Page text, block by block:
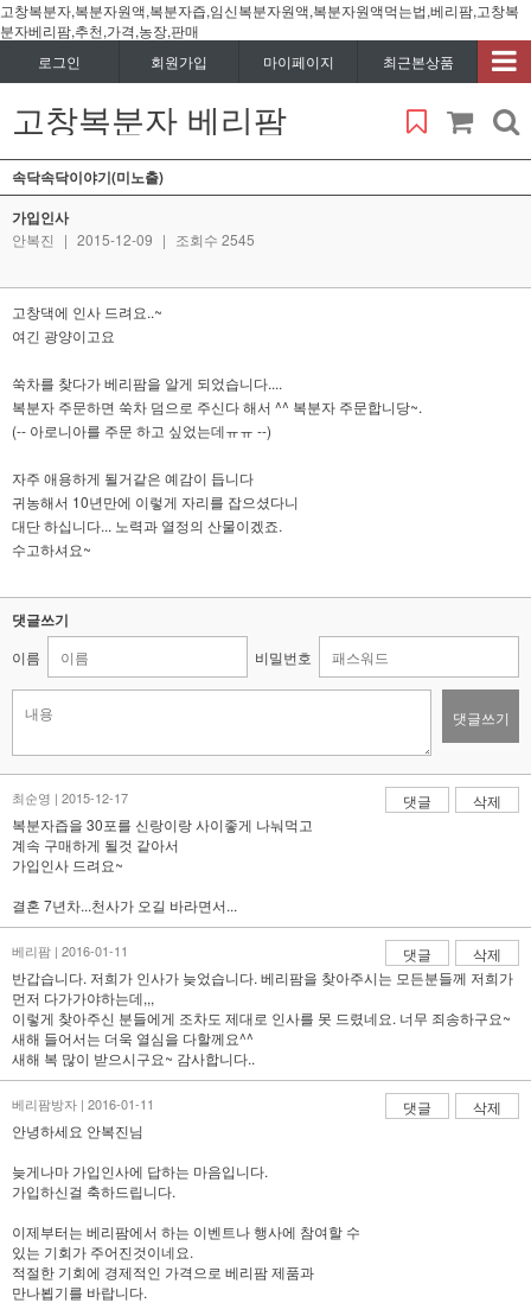
고창복분자,복분자원액,복분자즙,임신복분자원액,복분자원액먹는법,베리팜,고창복
분자베리팜,추천,가격,농장,판매
로그인
회원가입 마이페이지 최근본상품
고창복분자 베리팜
속닥속닥이야기(미노출)
가입인사
안복진 | 2015-12-09 | 조회수 2545
고창댁에 인사 드려요..~
여긴 광양이고요
쑥차를 찾다가 베리팜을 알게 되었습니다....
복분자 주문하면 쑥차 덤으로 주신다 해서 ^^ 복분자 주문합니당~.
(-- 아로니아를 주문 하고 싶었는데ㅠㅠ --)
자주 애용하게 될거같은 예감이 듭니다
귀농해서 10년만에 이렇게 자리를 잡으셨다니
대단 하십니다... 노력과 열정의 산물이겠죠.
수고하셔요~
댓글쓰기
이름 비밀번호
댓글쓰기
최순영 | 2015-12-17 삭제
댓글
복분자즙을 30포를 신랑이랑 사이좋게 나눠먹고
계속 구매하게 될것 같아서
가입인사 드려요~
결혼 7년차...천사가 오길 바라면서...
베리팜 | 2016-01-11 삭제
댓글
반갑습니다. 저희가 인사가 늦었습니다. 베리팜을 찾아주시는 모든분들께 저희가
먼저 다가가야하는데,,,
이렇게 찾아주신 분들에게 조차도 제대로 인사를 못 드렸네요. 너무 죄송하구요~
새해 들어서는 더욱 열심을 다할께요^^
새해 복 많이 받으시구요~ 감사합니다..
베리팜방자 | 2016-01-11 삭제
댓글
안녕하세요 안복진님
늦게나마 가입인사에 답하는 마음입니다.
가입하신걸 축하드립니다.
이제부터는 베리팜에서 하는 이벤트나 행사에 참여할 수
있는 기회가 주어진것이네요.
적절한 기회에 경제적인 가격으로 베리팜 제품과
만나뵙기를 바랍니다.